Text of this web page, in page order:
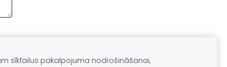
sīkfailus pakalpojuma nodrošināšanai,